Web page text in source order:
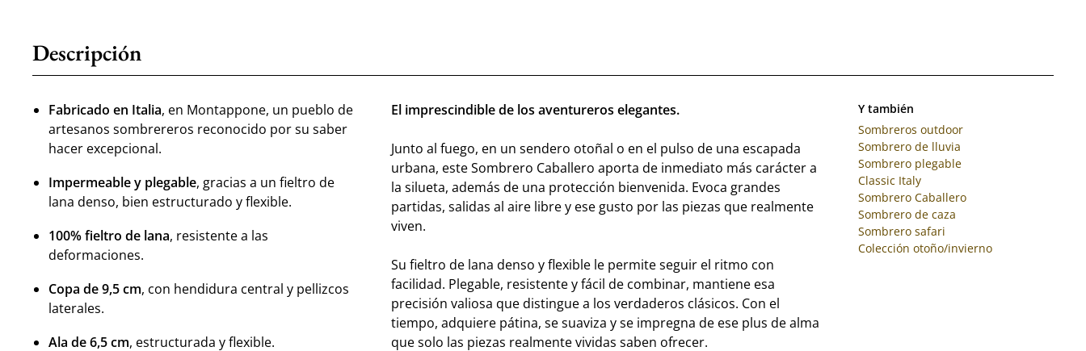
Descripción
Fabricado en Italia, en Montappone, un pueblo de
artesanos sombrereros reconocido por su saber
hacer excepcional.
Impermeable y plegable, gracias a un fieltro de
lana denso, bien estructurado y flexible.
100% fieltro de lana, resistente a las
deformaciones.
Copa de 9,5 cm, con hendidura central y pellizcos
laterales.
Ala de 6,5 cm, estructurada y flexible.
El imprescindible de los aventureros elegantes.
Junto al fuego, en un sendero otoñal o en el pulso de una escapada
urbana, este Sombrero Caballero aporta de inmediato más carácter a
la silueta, además de una protección bienvenida. Evoca grandes
partidas, salidas al aire libre y ese gusto por las piezas que realmente
viven.
Su fieltro de lana denso y flexible le permite seguir el ritmo con
facilidad. Plegable, resistente y fácil de combinar, mantiene esa
precisión valiosa que distingue a los verdaderos clásicos. Con el
tiempo, adquiere pátina, se suaviza y se impregna de ese plus de alma
que solo las piezas realmente vividas saben ofrecer.
Y también
Sombreros outdoor
Sombrero de lluvia
Sombrero plegable
Classic Italy
Sombrero Caballero
Sombrero de caza
Sombrero safari
Colección otoño/invierno